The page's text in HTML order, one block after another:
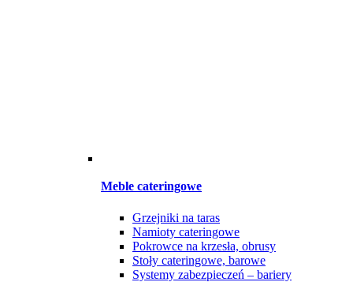
Meble cateringowe
Grzejniki na taras
Namioty cateringowe
Pokrowce na krzesła, obrusy
Stoły cateringowe, barowe
Systemy zabezpieczeń – bariery